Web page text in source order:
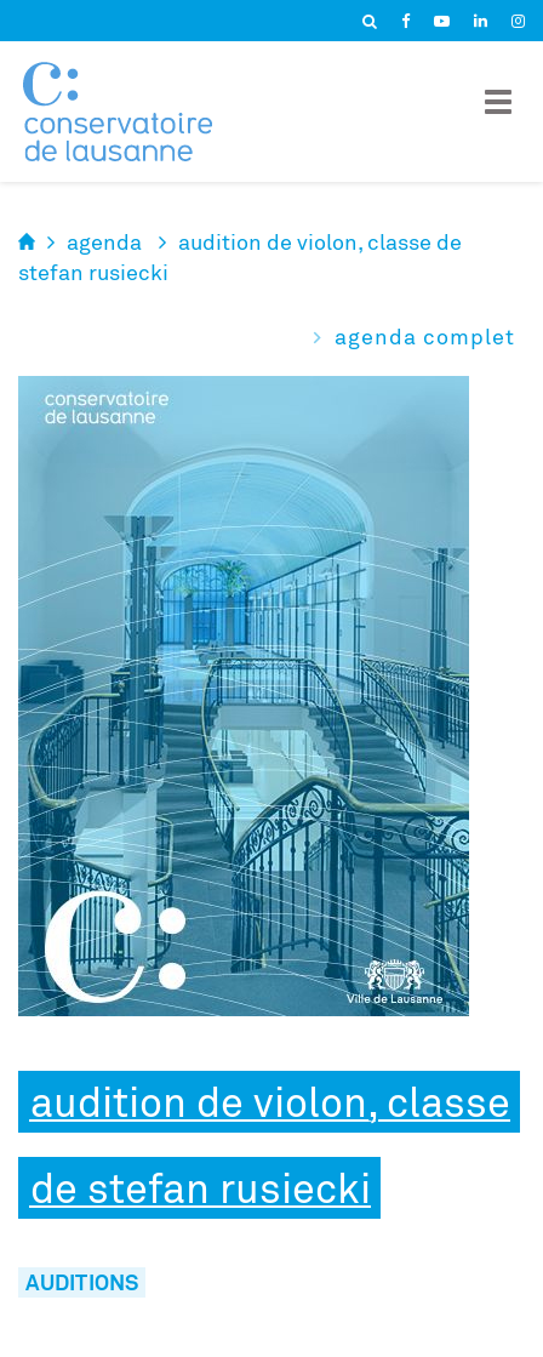
agenda
audition de violon, classe de
stefan rusiecki
agenda complet
audition de violon, classe
de stefan rusiecki
AUDITIONS